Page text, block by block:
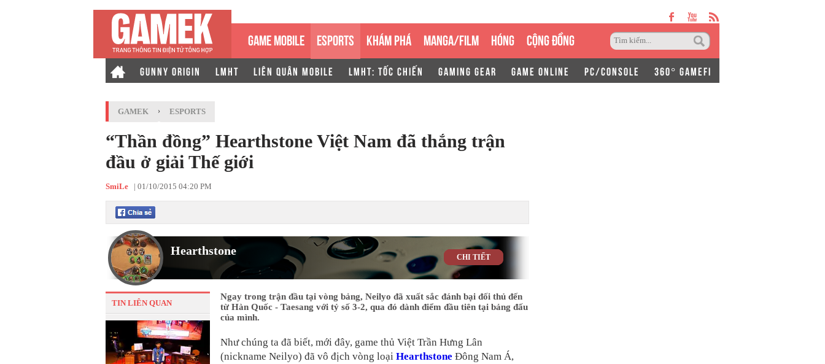
GAME MOBILE ESPORTS KHÁM PHÁ MANGA/FILM HÓNG CỘNG ĐỒNG
GUNNY ORIGIN LMHT LIÊN QUÂN MOBILE LMHT: TỐC CHIẾN GAMING GEAR GAME ONLINE PC/CONSOLE 360° GAMEFI
GAMEK › ESPORTS
“Thần đồng” Hearthstone Việt Nam đã thắng trận
đầu ở giải Thế giới
SmiLe | 01/10/2015 04:20 PM
Hearthstone CHI TIẾT
TIN LIÊN QUAN
Ngay trong trận đầu tại vòng bảng, Neilyo đã xuất sắc đánh bại đối thủ đến
từ Hàn Quốc - Taesang với tỷ số 3-2, qua đó dành điểm đầu tiên tại bảng đấu
của mình.
Như chúng ta đã biết, mới đây, game thủ Việt Trần Hưng Lân
(nickname Neilyo) đã vô địch vòng loại Hearthstone Đông Nam Á,